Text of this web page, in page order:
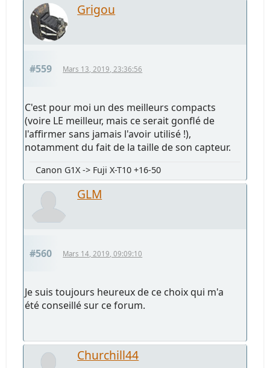
Grigou
#559 Mars 13, 2019, 23:36:56
C'est pour moi un des meilleurs compacts
(voire LE meilleur, mais ce serait gonflé de
l'affirmer sans jamais l'avoir utilisé !),
notamment du fait de la taille de son capteur.
Canon G1X -> Fuji X-T10 +16-50
GLM
#560 Mars 14, 2019, 09:09:10
Je suis toujours heureux de ce choix qui m'a
été conseillé sur ce forum.
Churchill44